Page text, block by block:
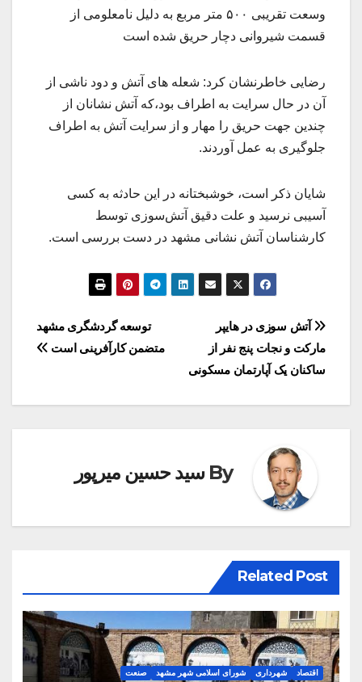
وسعت تقریبی ۵۰۰ متر مربع به دلیل نامعلومی از
قسمت شیروانی دچار حریق شده است
رضایی خاطرنشان کرد: شعله های آتش و دود ناشی از
آن در حال سرایت به اطراف بود،که آتش نشانان از
چندین جهت حریق را مهار و از سرایت آتش به اطراف
جلوگیری به عمل آوردند.
شایان ذکر است، خوشبختانه در این حادثه به کسی
آسیبی نرسید و علت دقیق آتش‌سوزی توسط
کارشناسان آتش نشانی مشهد در دست بررسی است.
راهبری
نوشته
توسعه گردشگری مشهد
متضمن کارآفرینی است
آتش سوزی در هایپر
مارکت و نجات پنج نفر از
ساکنان یک آپارتمان مسکونی
By سید حسین میرپور
Related Post
اقتصاد شهرداری شورای اسلامی شهر مشهد صنعت